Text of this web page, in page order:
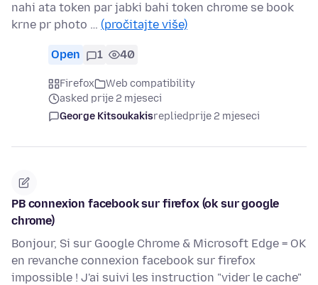
nahi ata token par jabki bahi token chrome se book
krne pr photo … (pročitajte više)
Open 1 40
Firefox
Web compatibility
asked prije 2 mjeseci
George Kitsoukakisrepliedprije 2 mjeseci
PB connexion facebook sur firefox (ok sur google
chrome)
Bonjour, Si sur Google Chrome & Microsoft Edge = OK
en revanche connexion facebook sur firefox
impossible ! J'ai suivi les instruction "vider le cache"